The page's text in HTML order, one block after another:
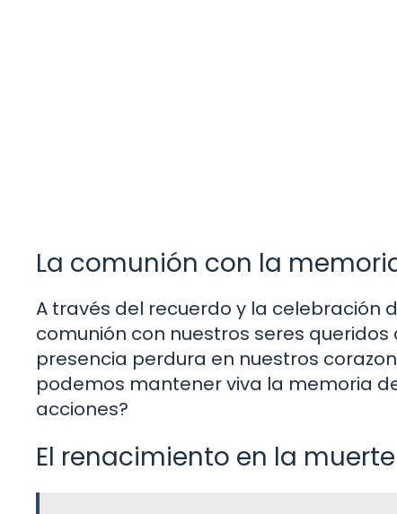
La comunión con la
A través del recuerdo y la celebración
comunión con nuestros seres
presencia perdura en nuestros
podemos mantener viva la memoria
acciones?
El renacimiento en la muerte